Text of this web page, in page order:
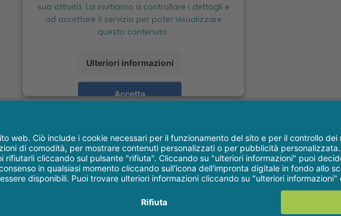
sua attività. La invitiamo a controllare i dettagli e
ad accettare il servizio per poter visualizzare
questo contenuto.
Ulteriori informazioni
Accetta
- Fiumana-Predappio (FC) | P. IVA 01306980408 | Tel.